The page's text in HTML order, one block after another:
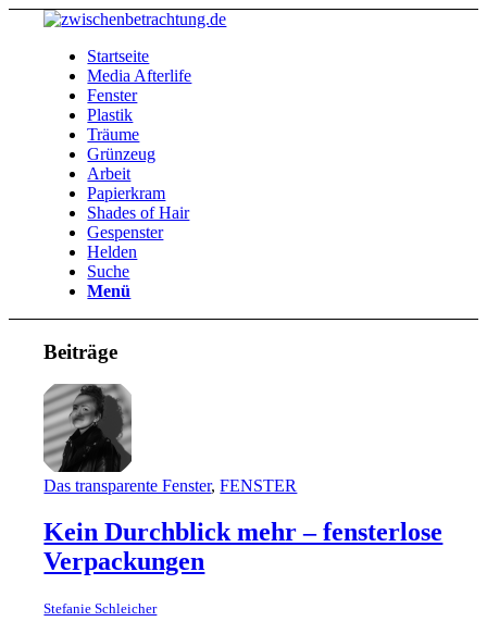
Startseite
Media Afterlife
Fenster
Plastik
Träume
Grünzeug
Arbeit
Papierkram
Shades of Hair
Gespenster
Helden
Suche
Menü
Beiträge
Das transparente Fenster,FENSTER
Kein Durchblick mehr – fensterlose
Verpackungen
Stefanie Schleicher